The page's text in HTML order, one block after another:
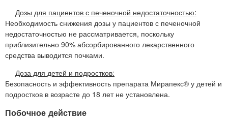
Дозы для пациентов с печеночной недостаточностью:
Необходимость снижения дозы у пациентов с печеночной
недостаточностью не рассматривается, поскольку
приблизительно 90% абсорбированного лекарственного
средства выводится почками.
Доза для детей и подростков:
Безопасность и эффективность препарата Мирапекс® у детей и
подростков в возрасте до 18 лет не установлена.
Побочное действие